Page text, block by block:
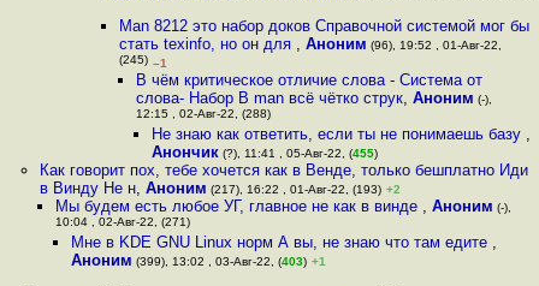
Man 8212 это набор доков Справочной системой мог бы
стать texinfo, но он для ,Аноним (96), 19:52 , 01-Авг-22,
(245) –1
В чём критическое отличие слова - Система от
слова- Набор В man всё чётко струк, Аноним (-),
12:15 , 02-Авг-22, (288)
Не знаю как ответить, если ты не понимаешь базу ,
Анончик(?), 11:41 , 05-Авг-22, (455)
Как говорит пох, тебе хочется как в Венде, только бешплатно Иди
в Винду Не н, Аноним (217), 16:22 , 01-Авг-22, (193) +2
Мы будем есть любое УГ, главное не как в винде , Аноним (-),
10:04 , 02-Авг-22, (271)
Мне в KDE GNU Linux норм А вы, не знаю что там едите ,
Аноним (399), 13:02 , 03-Авг-22, (403) +1